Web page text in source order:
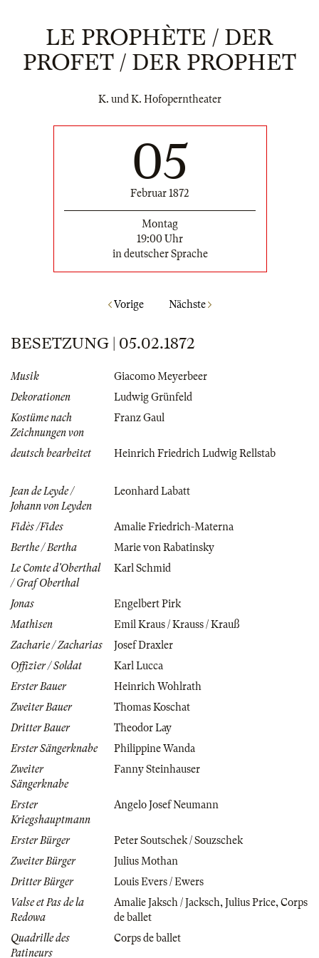
LE PROPHÈTE / DER
PROFET / DER PROPHET
K. und K. Hofoperntheater
05
Februar 1872
Montag
19:00 Uhr
in deutscher Sprache
Vorige Nächste
BESETZUNG | 05.02.1872
Musik
Giacomo Meyerbeer
Dekorationen
Ludwig Grünfeld
Kostüme nach
Zeichnungen von
Franz Gaul
deutsch bearbeitet Heinrich Friedrich Ludwig Rellstab
Jean de Leyde /
Johann von Leyden
Leonhard Labatt
Fidès /Fides
Amalie Friedrich-Materna
Berthe / Bertha
Marie von Rabatinsky
Le Comte d'Oberthal
/ Graf Oberthal
Karl Schmid
Jonas
Engelbert Pirk
Mathisen
Emil Kraus / Krauss / Krauß
Zacharie / Zacharias
Josef Draxler
Offizier / Soldat
Karl Lucca
Erster Bauer
Heinrich Wohlrath
Zweiter Bauer
Thomas Koschat
Dritter Bauer
Theodor Lay
Erster Sängerknabe
Philippine Wanda
Zweiter
Sängerknabe
Fanny Steinhauser
Erster
Kriegshauptmann
Angelo Josef Neumann
Erster Bürger
Peter Soutschek / Souzschek
Zweiter Bürger
Julius Mothan
Dritter Bürger
Louis Evers / Ewers
Valse et Pas de la
Redowa
Amalie Jaksch / Jacksch,Julius Price,Corps
de ballet
Quadrille des
Patineurs
Corps de ballet